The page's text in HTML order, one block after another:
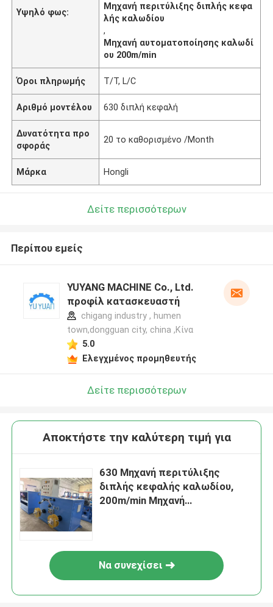
Υψηλό φως:
Μηχανή περιτύλιξης διπλής κεφα
λής καλωδίου
,
Μηχανή αυτοματοποίησης καλωδί
ου 200m/min
Όροι πληρωμής T/T, L/C
Αριθμό μοντέλου 630 διπλή κεφαλή
Δυνατότητα προ
σφοράς
20 το καθορισμένο /Month
Μάρκα Hongli
Δείτε περισσότερων
Περίπου εμείς
YUYANG MACHINE Co., Ltd.
προφίλ κατασκευαστή
chigang industry , humen
town,dongguan city, china ,Κίνα
5.0
Ελεγχμένος προμηθευτής
Δείτε περισσότερων
Αποκτήστε την καλύτερη τιμή για
630 Μηχανή περιτύλιξης
διπλής κεφαλής καλωδίου,
200m/min Μηχανή
Να συνεχίσει